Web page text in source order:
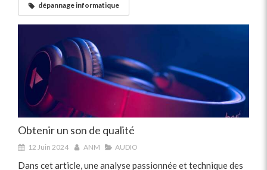
dépannage informatique
Obtenir un son de qualité
12 Juin 2024 ANM AUDIO
Dans cet article, une analyse passionnée et technique des